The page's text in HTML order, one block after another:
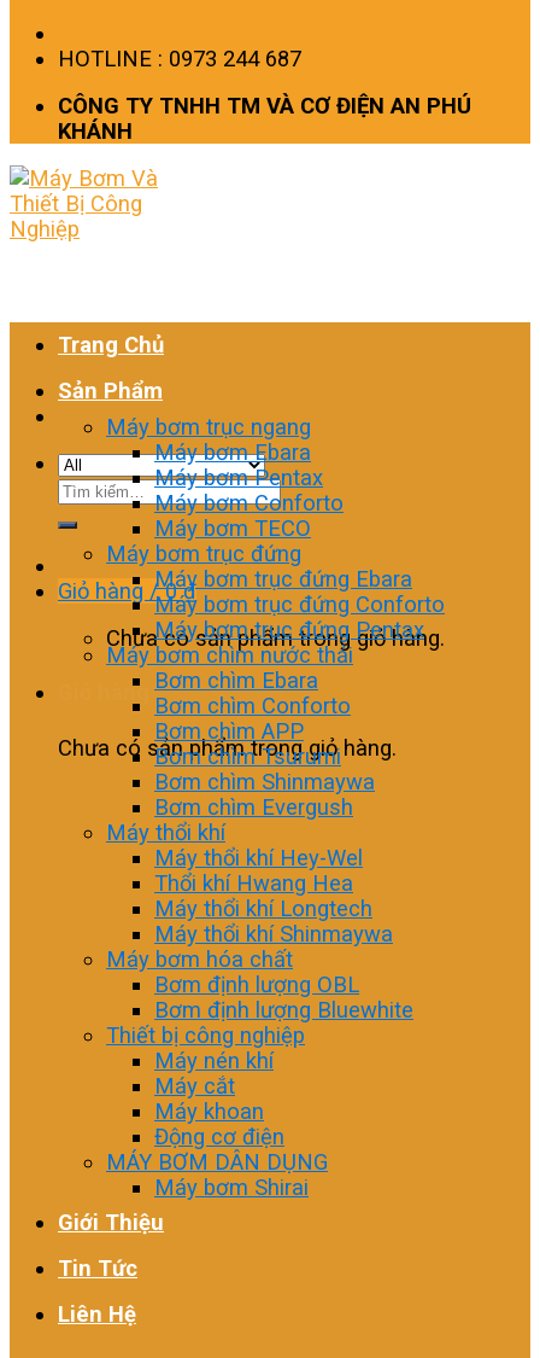
HOTLINE : 0973 244 687
CÔNG TY TNHH TM VÀ CƠ ĐIỆN AN PHÚ
KHÁNH
Tìm
Giỏ hàng /0₫
Chưa có sản phẩm trong giỏ hàng.
Giỏ hàng
Chưa có sản phẩm trong giỏ hàng.
Trang Chủ
Sản Phẩm
Máy bơm trục ngang
Máy bơm Ebara
Máy bơm Pentax
Máy bơm Conforto
Máy bơm TECO
Máy bơm trục đứng
Máy bơm trục đứng Ebara
Máy bơm trục đứng Conforto
Máy bơm trục đứng Pentax
Máy bơm chìm nước thải
Bơm chìm Ebara
Bơm chìm Conforto
Bơm chìm APP
Bơm chìm Tsurumi
Bơm chìm Shinmaywa
Bơm chìm Evergush
Máy thổi khí
Máy thổi khí Hey-Wel
Thổi khí Hwang Hea
Máy thổi khí Longtech
Máy thổi khí Shinmaywa
Máy bơm hóa chất
Bơm định lượng OBL
Bơm định lượng Bluewhite
Thiết bị công nghiệp
Máy nén khí
Máy cắt
Máy khoan
Động cơ điện
MÁY BƠM DÂN DỤNG
Máy bơm Shirai
Giới Thiệu
Tin Tức
Liên Hệ